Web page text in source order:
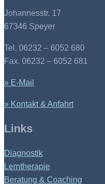
Johannesstr. 17
67346 Speyer
Tel. 06232 – 6052 680
Fax. 06232 – 6052 681
» E-Mail
» Kontakt & Anfahrt
Links
Diagnostik
Lerntherapie
Beratung & Coaching